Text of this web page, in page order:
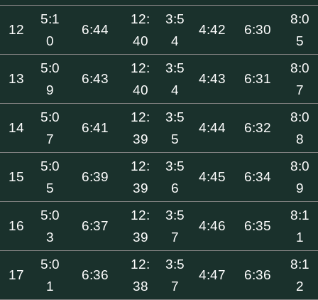
12
5:1
0
6:44
12:
40
3:5
4
4:42 6:30
8:0
5
13
5:0
9
6:43
12:
40
3:5
4
4:43 6:31
8:0
7
14
5:0
7
6:41
12:
39
3:5
5
4:44 6:32
8:0
8
15
5:0
5
6:39
12:
39
3:5
6
4:45 6:34
8:0
9
16
5:0
3
6:37
12:
39
3:5
7
4:46 6:35
8:1
1
17
5:0
1
6:36
12:
38
3:5
7
4:47 6:36
8:1
2